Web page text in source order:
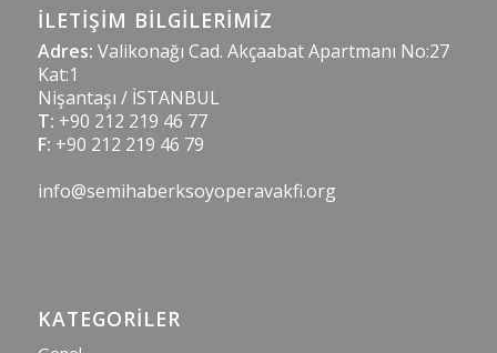
İLETIŞIM BILGILERIMIZ
Adres: Valikonağı Cad. Akçaabat Apartmanı No:27
Kat:1
Nişantaşı / İSTANBUL
T: +90 212 219 46 77
F: +90 212 219 46 79
info@semihaberksoyoperavakfi.org
KATEGORILER